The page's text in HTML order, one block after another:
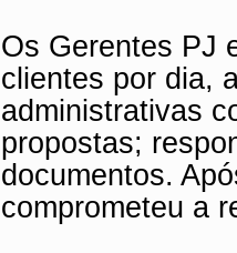
Os Gerentes PJ
clientes por dia,
administrativas
propostas;
documentos.
comprometeu a